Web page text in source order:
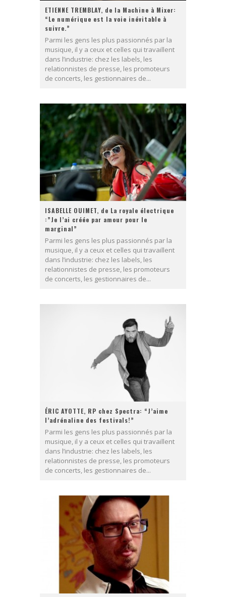
ETIENNE TREMBLAY, de la Machine à Mixer:
“Le numérique est la voie inévitable à
suivre.”
Parmi les gens les plus passionnés par la
musique, il y a ceux et celles qui travaillent
dans l’industrie: chez les labels, les
relationnistes de presse, les promoteurs
de concerts, les gestionnaires de...
ISABELLE OUIMET, de La royale électrique
:”Je l’ai créée par amour pour le
marginal”
Parmi les gens les plus passionnés par la
musique, il y a ceux et celles qui travaillent
dans l’industrie: chez les labels, les
relationnistes de presse, les promoteurs
de concerts, les gestionnaires de...
ÉRIC AYOTTE, RP chez Spectra: “J’aime
l’adrénaline des festivals!”
Parmi les gens les plus passionnés par la
musique, il y a ceux et celles qui travaillent
dans l’industrie: chez les labels, les
relationnistes de presse, les promoteurs
de concerts, les gestionnaires de...